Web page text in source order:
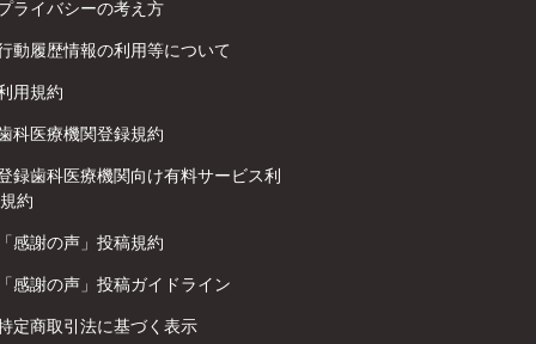
ライバシーの考え方
動履歴情報の利用等について
用規約
科医療機関登録規約
録歯科医療機関向け有料サービス利
約
「感謝の声」投稿規約
「感謝の声」投稿ガイドライン
定商取引法に基づく表示